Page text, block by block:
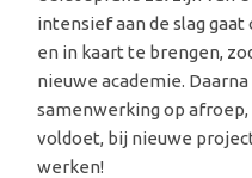
intensief aan de slag
en in kaart te brengen,
nieuwe academie.
samenwerking op afroep,
voldoet, bij nieuwe
werken!